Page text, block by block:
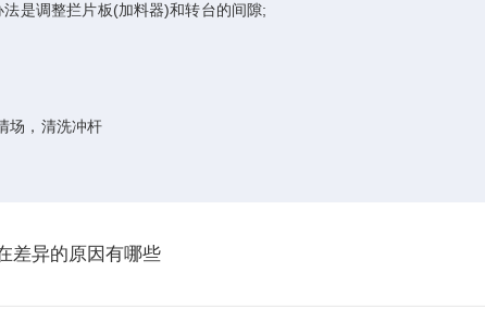
是调整拦片板(加料器)和转台的间隙;
场，清洗冲杆
差异的原因有哪些